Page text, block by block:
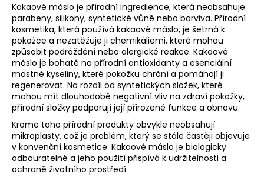
Kakaové máslo je přírodní ingredience, která neobsahuje
parabeny, silikony, syntetické vůně nebo barviva. Přírodní
kosmetika, která používá kakaové máslo, je šetrná k
pokožce a nezatěžuje ji chemikáliemi, které mohou
způsobit podráždění nebo alergické reakce. Kakaové
máslo je bohaté na přírodní antioxidanty a esenciální
mastné kyseliny, které pokožku chrání a pomáhají ji
regenerovat. Na rozdíl od syntetických složek, které
mohou mít dlouhodobě negativní vliv na zdraví pokožky,
přírodní složky podporují její přirozené funkce a obnovu.
Kromě toho přírodní produkty obvykle neobsahují
mikroplasty, což je problém, který se stále častěji objevuje
v konvenční kosmetice. Kakaové máslo je biologicky
odbouratelné a jeho použití přispívá k udržitelnosti a
ochraně životního prostředí.